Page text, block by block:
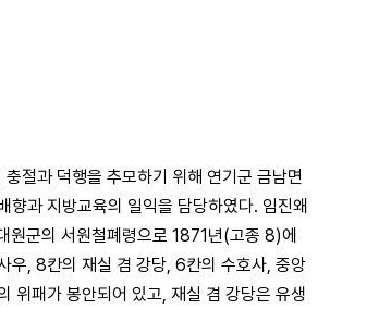
절과 덕행을 추모하기 위해 연기군 금남면
향과 지방교육의 일익을 담당하였다. 임진왜
원군의 서원철폐령으로 1871년(고종 8)에
우, 8칸의 재실 겸 강당, 6칸의 수호사, 중앙
위패가 봉안되어 있고, 재실 겸 강당은 유생